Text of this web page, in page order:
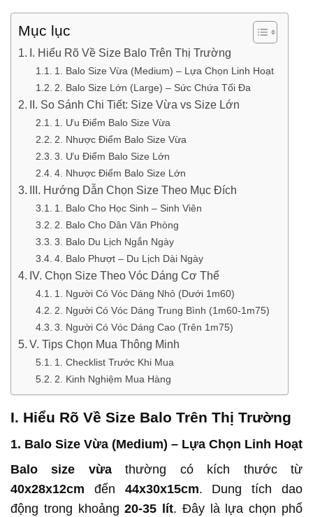
Mục lục
I. Hiểu Rõ Về Size Balo Trên Thị Trường
1. Balo Size Vừa (Medium) – Lựa Chọn Linh Hoạt
2. Balo Size Lớn (Large) – Sức Chứa Tối Đa
II. So Sánh Chi Tiết: Size Vừa vs Size Lớn
1. Ưu Điểm Balo Size Vừa
2. Nhược Điểm Balo Size Vừa
3. Ưu Điểm Balo Size Lớn
4. Nhược Điểm Balo Size Lớn
III. Hướng Dẫn Chọn Size Theo Mục Đích
1. Balo Cho Học Sinh – Sinh Viên
2. Balo Cho Dân Văn Phòng
3. Balo Du Lịch Ngắn Ngày
4. Balo Phượt – Du Lịch Dài Ngày
IV. Chọn Size Theo Vóc Dáng Cơ Thể
1. Người Có Vóc Dáng Nhỏ (Dưới 1m60)
2. Người Có Vóc Dáng Trung Bình (1m60-1m75)
3. Người Có Vóc Dáng Cao (Trên 1m75)
V. Tips Chọn Mua Thông Minh
1. Checklist Trước Khi Mua
2. Kinh Nghiệm Mua Hàng
I. Hiểu Rõ Về Size Balo Trên Thị Trường
1. Balo Size Vừa (Medium) – Lựa Chọn Linh Hoạt
Balo size vừathường có kích thước từ
40x28x12cm đến 44x30x15cm. Dung tích dao
động trong khoảng20-35 lít. Đây là lựa chọn phổ